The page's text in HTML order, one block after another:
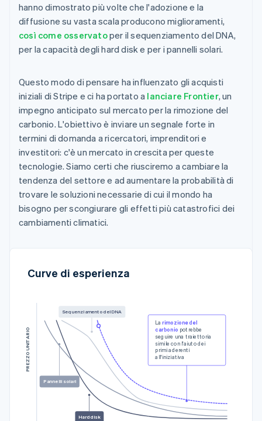
hanno dimostrato più volte che l'adozione e la
diffusione su vasta scala producono miglioramenti,
così come osservatoper il sequenziamento del DNA,
per la capacità degli hard disk e per i pannelli solari.
Questo modo di pensare ha influenzato gli acquisti
iniziali di Stripe e ci ha portato a lanciare Frontier, un
impegno anticipato sul mercato per la rimozione del
carbonio. L'obiettivo è inviare un segnale forte in
termini di domanda a ricercatori, imprenditori e
investitori: c'è un mercato in crescita per queste
tecnologie. Siamo certi che riusciremo a cambiare la
tendenza del settore e ad aumentare la probabilità di
trovare le soluzioni necessarie di cui il mondo ha
bisogno per scongiurare gli effetti più catastrofici dei
cambiamenti climatici.
Curve di esperienza
PREZZO UNITARIO
Larimozione del
carbonio potrebbe
seguire una traiettoria
simile con l'aiuto dei
primi aderenti
all'iniziativa
Hard disk
Pannelli solari
Sequenziamento del DNA